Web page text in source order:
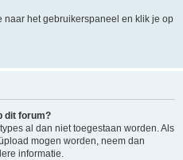
naar het gebruikerspaneel en klik je op
dit forum?
al dan niet toegestaan worden. Als
mogen worden, neem dan
informatie.